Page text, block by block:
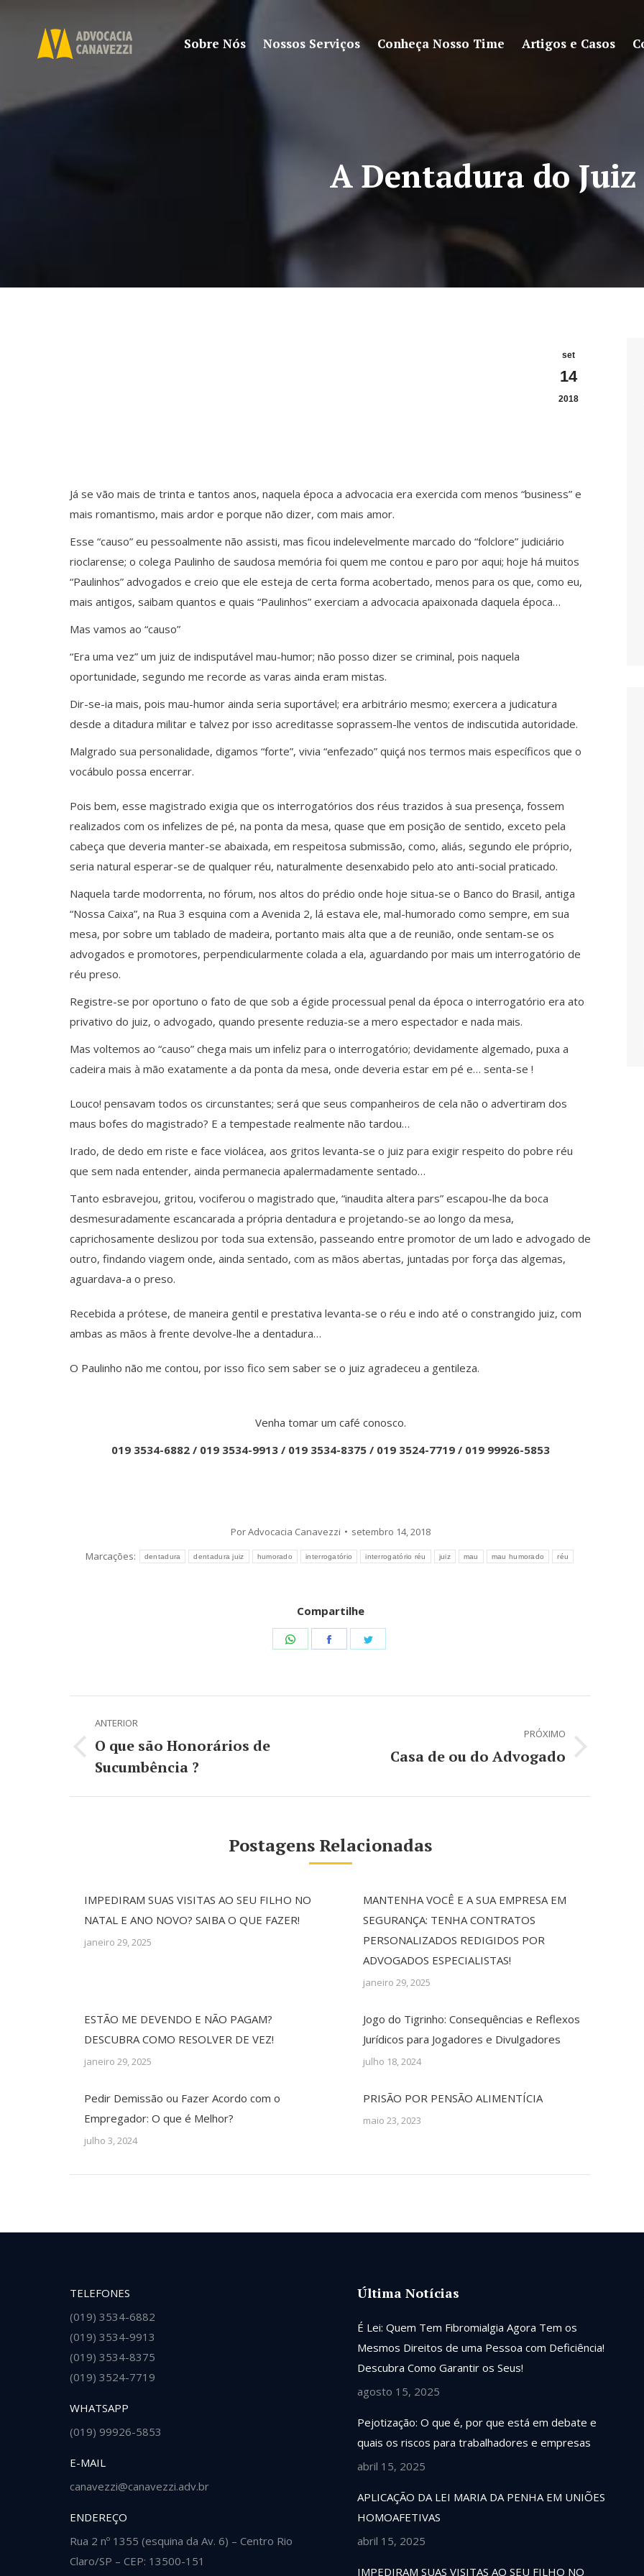
Sobre Nós Nossos Serviços Conheça Nosso Time Artigos e Casos
A Dentadura do Juiz
set
14
2018
Já se vão mais de trinta e tantos anos, naquela época a advocacia era exercida com menos “business” e
mais romantismo, mais ardor e porque não dizer, com mais amor.
Esse “causo” eu pessoalmente não assisti, mas ficou indelevelmente marcado do “folclore” judiciário
rioclarense; o colega Paulinho de saudosa memória foi quem me contou e paro por aqui; hoje há muitos
“Paulinhos” advogados e creio que ele esteja de certa forma acobertado, menos para os que, como eu,
mais antigos, saibam quantos e quais “Paulinhos” exerciam a advocacia apaixonada daquela época…
Mas vamos ao “causo”
“Era uma vez” um juiz de indisputável mau-humor; não posso dizer se criminal, pois naquela
oportunidade, segundo me recorde as varas ainda eram mistas.
Dir-se-ia mais, pois mau-humor ainda seria suportável; era arbitrário mesmo; exercera a judicatura
desde a ditadura militar e talvez por isso acreditasse soprassem-lhe ventos de indiscutida autoridade.
Malgrado sua personalidade, digamos “forte”, vivia “enfezado” quiçá nos termos mais específicos que o
vocábulo possa encerrar.
Pois bem, esse magistrado exigia que os interrogatórios dos réus trazidos à sua presença, fossem
realizados com os infelizes de pé, na ponta da mesa, quase que em posição de sentido, exceto pela
cabeça que deveria manter-se abaixada, em respeitosa submissão, como, aliás, segundo ele próprio,
seria natural esperar-se de qualquer réu, naturalmente desenxabido pelo ato anti-social praticado.
Naquela tarde modorrenta, no fórum, nos altos do prédio onde hoje situa-se o Banco do Brasil, antiga
“Nossa Caixa”, na Rua 3 esquina com a Avenida 2, lá estava ele, mal-humorado como sempre, em sua
mesa, por sobre um tablado de madeira, portanto mais alta que a de reunião, onde sentam-se os
advogados e promotores, perpendicularmente colada a ela, aguardando por mais um interrogatório de
réu preso.
Registre-se por oportuno o fato de que sob a égide processual penal da época o interrogatório era ato
privativo do juiz, o advogado, quando presente reduzia-se a mero espectador e nada mais.
Mas voltemos ao “causo” chega mais um infeliz para o interrogatório; devidamente algemado, puxa a
cadeira mais à mão exatamente a da ponta da mesa, onde deveria estar em pé e… senta-se !
Louco! pensavam todos os circunstantes; será que seus companheiros de cela não o advertiram dos
maus bofes do magistrado? E a tempestade realmente não tardou…
Irado, de dedo em riste e face violácea, aos gritos levanta-se o juiz para exigir respeito do pobre réu
que sem nada entender, ainda permanecia apalermadamente sentado…
Tanto esbravejou, gritou, vociferou o magistrado que, “inaudita altera pars” escapou-lhe da boca
desmesuradamente escancarada a própria dentadura e projetando-se ao longo da mesa,
caprichosamente deslizou por toda sua extensão, passeando entre promotor de um lado e advogado de
outro, findando viagem onde, ainda sentado, com as mãos abertas, juntadas por força das algemas,
aguardava-a o preso.
Recebida a prótese, de maneira gentil e prestativa levanta-se o réu e indo até o constrangido juiz, com
ambas as mãos à frente devolve-lhe a dentadura…
O Paulinho não me contou, por isso fico sem saber se o juiz agradeceu a gentileza.
Venha tomar um café conosco.
019 3534-6882 / 019 3534-9913 / 019 3534-8375 / 019 3524-7719 / 019 99926-5853
PorAdvocacia Canavezzi
setembro 14, 2018
Marcações:
dentadura dentadura juiz humorado interrogatório interrogatório réu juiz mau mau humorado réu
Compartilhe
Share
Share Share
de
post:
ANTERIOR
Post
anterior:
O que são Honorários de
Sucumbência ?
PRÓXIMO
PróximoCasa de ou do Advogado
Postagens Relacionadas
IMPEDIRAM SUAS VISITAS AO SEU FILHO NO
NATAL E ANO NOVO? SAIBA O QUE FAZER!
janeiro 29, 2025
MANTENHA VOCÊ E A SUA EMPRESA EM
SEGURANÇA: TENHA CONTRATOS
PERSONALIZADOS REDIGIDOS POR
ADVOGADOS ESPECIALISTAS!
janeiro 29, 2025
ESTÃO ME DEVENDO E NÃO PAGAM?
DESCUBRA COMO RESOLVER DE VEZ!
janeiro 29, 2025
Jogo do Tigrinho: Consequências e Reflexos
Jurídicos para Jogadores e Divulgadores
julho 18, 2024
Pedir Demissão ou Fazer Acordo com o
Empregador: O que é Melhor?
julho 3, 2024
PRISÃO POR PENSÃO ALIMENTÍCIA
maio 23, 2023
TELEFONES
(019) 3534-6882
(019) 3534-9913
(019) 3534-8375
(019) 3524-7719
WHATSAPP
(019) 99926-5853
E-MAIL
canavezzi@canavezzi.adv.br
ENDEREÇO
Rua 2 nº 1355 (esquina da Av. 6) – Centro Rio
Claro/SP – CEP: 13500-151
Última Notícias
É Lei: Quem Tem Fibromialgia Agora Tem os
Mesmos Direitos de uma Pessoa com Deficiência!
Descubra Como Garantir os Seus!
agosto 15, 2025
Pejotização: O que é, por que está em debate e
quais os riscos para trabalhadores e empresas
abril 15, 2025
APLICAÇÃO DA LEI MARIA DA PENHA EM UNIÕES
HOMOAFETIVAS
abril 15, 2025
IMPEDIRAM SUAS VISITAS AO SEU FILHO NO
e prestação de serviços
Advogados confiáveis, atualizados, responsáveis ,Competência e comprometimento. Profissionais
exemplares, recomendo com certeza 👏👏